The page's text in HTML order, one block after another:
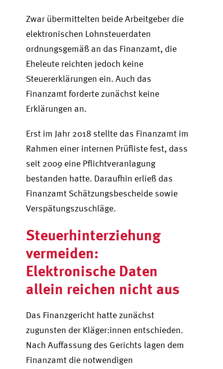
Zwar übermittelten beide Arbeitgeber die
elektronischen Lohnsteuerdaten
ordnungsgemäß an das Finanzamt, die
Eheleute reichten jedoch keine
Steuererklärungen ein. Auch das
Finanzamt forderte zunächst keine
Erklärungen an.
Erst im Jahr 2018 stellte das Finanzamt im
Rahmen einer internen Prüfliste fest, dass
seit 2009 eine Pflichtveranlagung
bestanden hatte. Daraufhin erließ das
Finanzamt Schätzungsbescheide sowie
Verspätungszuschläge.
Steuerhinterziehung
vermeiden:
Elektronische Daten
allein reichen nicht aus
Das Finanzgericht hatte zunächst
zugunsten der Kläger:innen entschieden.
Nach Auffassung des Gerichts lagen dem
Finanzamt die notwendigen